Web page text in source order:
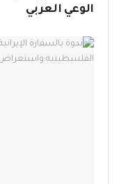
الوعي العربي